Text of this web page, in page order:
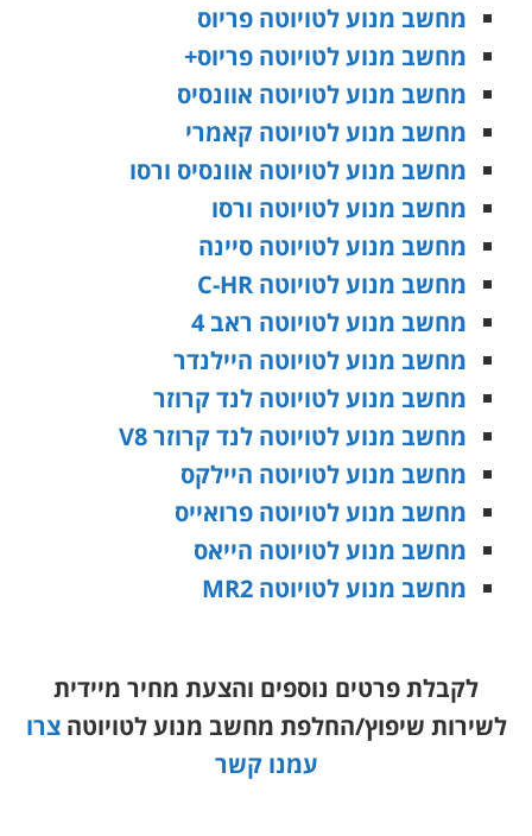
מחשב מנוע לטויוטה פריוס
מחשב מנוע לטויוטה פריוס+
מחשב מנוע לטויוטה אוונסיס
מחשב מנוע לטויוטה קאמרי
מחשב מנוע לטויוטה אוונסיס ורסו
מחשב מנוע לטויוטה ורסו
מחשב מנוע לטויוטה סיינה
מחשב מנוע לטויוטה C-HR
מחשב מנוע לטויוטה ראב 4
מחשב מנוע לטויוטה היילנדר
מחשב מנוע לטויוטה לנד קרוזר
מחשב מנוע לטויוטה לנד קרוזר V8
מחשב מנוע לטויוטה היילקס
מחשב מנוע לטויוטה פרואייס
מחשב מנוע לטויוטה הייאס
מחשב מנוע לטויוטה MR2
לקבלת פרטים נוספים והצעת מחיר מיידית
לשירות שיפוץ/החלפת מחשב מנוע לטויוטהצרו
עמנו קשר